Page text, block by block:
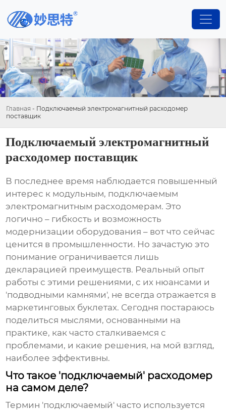
Главная - Подключаемый электромагнитный расходомер
поставщик
Подключаемый электромагнитный
расходомер поставщик
В последнее время наблюдается повышенный
интерес к модульным, подключаемым
электромагнитным расходомерам. Это
логично – гибкость и возможность
модернизации оборудования – вот что сейчас
ценится в промышленности. Но зачастую это
понимание ограничивается лишь
декларацией преимуществ. Реальный опыт
работы с этими решениями, с их нюансами и
'подводными камнями', не всегда отражается в
маркетинговых буклетах. Сегодня постараюсь
поделиться мыслями, основанными на
практике, как часто сталкиваемся с
проблемами, и какие решения, на мой взгляд,
наиболее эффективны.
Что такое 'подключаемый' расходомер
на самом деле?
Термин 'подключаемый' часто используется